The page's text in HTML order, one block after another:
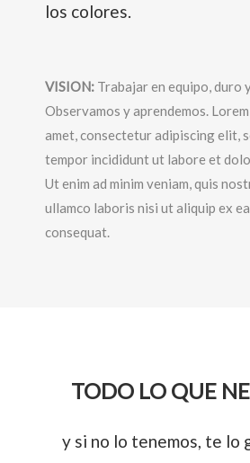
los colores.
VISION: Trabajar en equipo, duro
Observamos y aprendemos.
amet, consectetur adipiscing elit,
tempor incididunt ut labore et
Ut enim ad minim veniam, quis
ullamco laboris nisi ut aliquip ex
consequat.
TODO LO QUE
y si no lo tenemos, te lo